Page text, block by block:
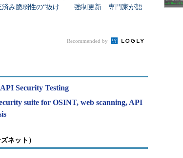
済み脆弱性の“抜け
強制更新 専門家が語
Recommended by
Security Testing
suite for OSINT, web scanning, API
ネット）